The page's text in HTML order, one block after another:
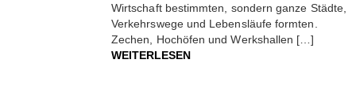
Wirtschaft bestimmten, sondern ganze Städte,
Verkehrswege und Lebensläufe formten.
Zechen, Hochöfen und Werkshallen […]
WEITERLESEN